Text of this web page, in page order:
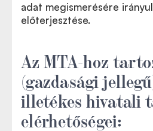
adat megismerésére
előterjesztése.
Az MTA-hoz
(gazdasági
illetékes hivatali
elérhetőségei: